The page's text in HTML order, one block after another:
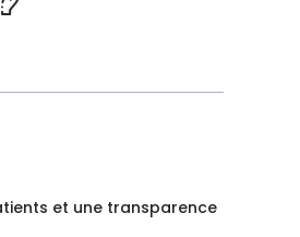
et une transparence